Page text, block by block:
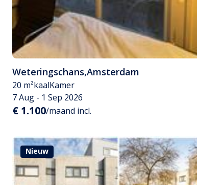
Weteringschans,Amsterdam
20 m²kaalKamer
7 Aug - 1 Sep 2026
€ 1.100/maand incl.
Nieuw